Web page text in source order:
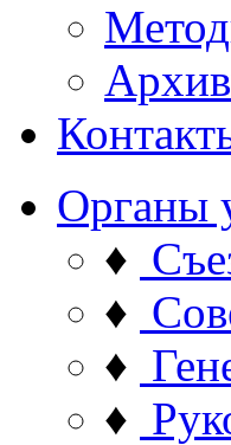
Органы
♦
♦
♦
♦